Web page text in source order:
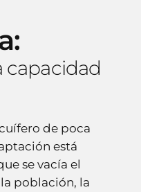
capacidad
de poca
está
se vacía el
población, la